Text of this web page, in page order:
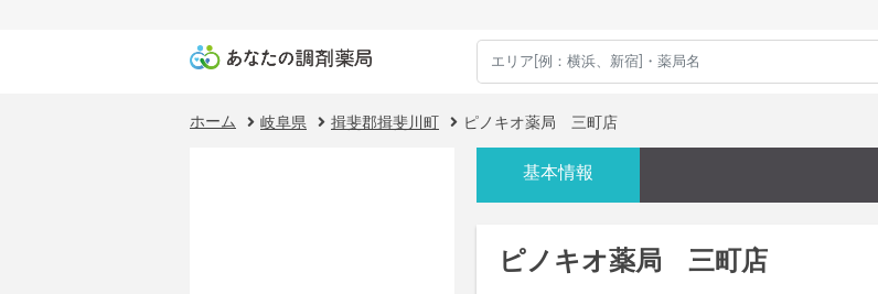
ホーム 岐阜県 揖斐郡揖斐川町 ピノキオ薬局 三町店
基本情報
ピノキオ薬局 三町店